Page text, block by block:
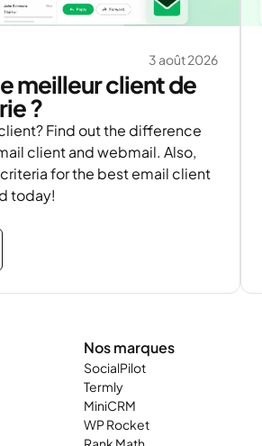
3 août 2026
meilleur client de
?
Find out the difference
client and webmail. Also,
for the best email client
today!
Nos marques
SocialPilot
Termly
MiniCRM
WP Rocket